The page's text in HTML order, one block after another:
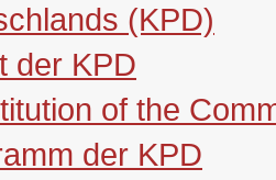
(KPD)
der KPD
of the
der KPD